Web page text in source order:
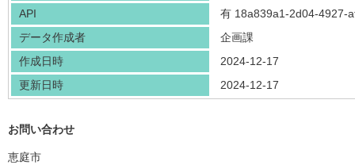
API
有 18a839a1-2d04-4927-
データ作成者
企画課
作成日時
2024-12-17
更新日時
2024-12-17
お問い合わせ
恵庭市